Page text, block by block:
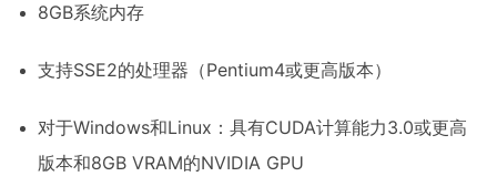
8GB系统内存
支持SSE2的处理器（Pentium4或更高版本）
对于Windows和Linux：具有CUDA计算能力3.0或更高
版本和8GB VRAM的NVIDIA GPU